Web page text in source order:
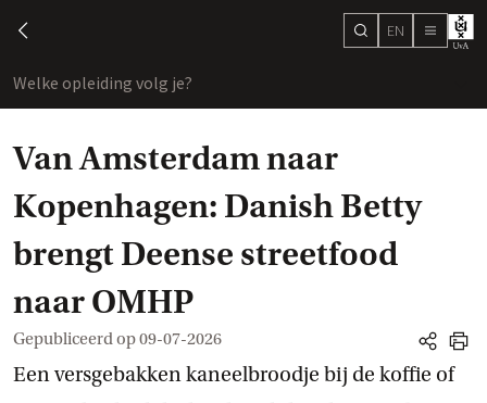
chevron-left search
EN menu
Welke opleiding volg je?
Van Amsterdam naar
Kopenhagen: Danish Betty
brengt Deense streetfood
naar OMHP
Gepubliceerd op09-07-2026
share
print
Een versgebakken kaneelbroodje bij de koffie of